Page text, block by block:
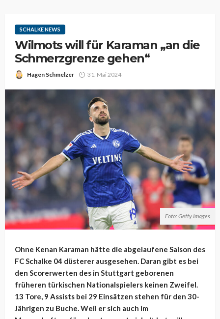
SCHALKE NEWS
Wilmots will für Karaman „an die
Schmerzgrenze gehen“
Hagen Schmelzer 31. Mai 2024
Foto: Getty Images
Ohne Kenan Karaman hätte die abgelaufene Saison des
FC Schalke 04 düsterer ausgesehen. Daran gibt es bei
den Scorerwerten des in Stuttgart geborenen
früheren türkischen Nationalspielers keinen Zweifel.
13 Tore, 9 Assists bei 29 Einsätzen stehen für den 30-
Jährigen zu Buche. Weil er sich auch im